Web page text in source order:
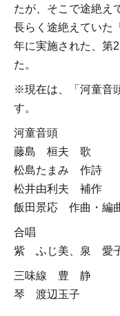
たが、そこで途絶え
長らく途絶えていた
年に実施された、第
た。
※現在は、「河童音
す。
河童音頭
藤島 桓夫 歌
松島たまみ 作詩
松井由利夫 補作
飯田景応 作曲・編
合唱
紫 ふじ美、泉 愛
三味線 豊 静
琴 渡辺玉子